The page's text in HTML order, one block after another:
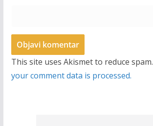
This site uses Akismet to reduce spam.
your comment data is processed.